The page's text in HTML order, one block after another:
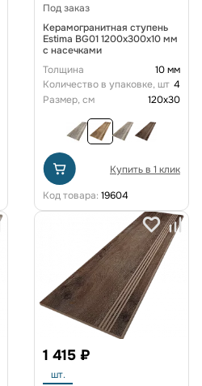
Под заказ
Керамогранитная ступень
Estima BG01 1200x300x10 мм
с насечками
Толщина
10 мм
Количество в упаковке, шт 4
Размер, см
120x30
Купить в 1 клик
Код товара: 19604
1 415 ₽
шт.